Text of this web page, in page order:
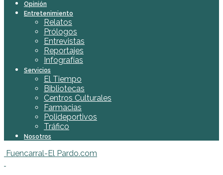
Opinión
Entretenimiento
Relatos
Prólogos
Entrevistas
Reportajes
Infografías
Servicios
El Tiempo
Bibliotecas
Centros Culturales
Farmacias
Polideportivos
Tráfico
Nosotros
Fuencarral-El Pardo.com